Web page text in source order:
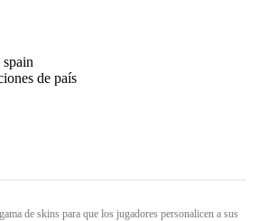
spain
de país
de skins para que los jugadores personalicen a sus